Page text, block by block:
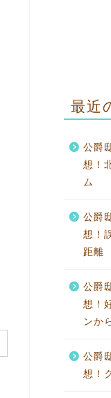
最近
公爵
想！
ム
公爵
想！
距離
公爵
想！
ンか
公爵
想！